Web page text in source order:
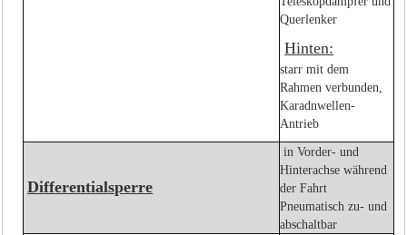
Querlenker
Hinten:
starr mit dem
Rahmen verbunden,
Karadnwellen-
Antrieb
Differentialsperre
in Vorder- und
Hinterachse während
der Fahrt
Pneumatisch zu- und
abschaltbar